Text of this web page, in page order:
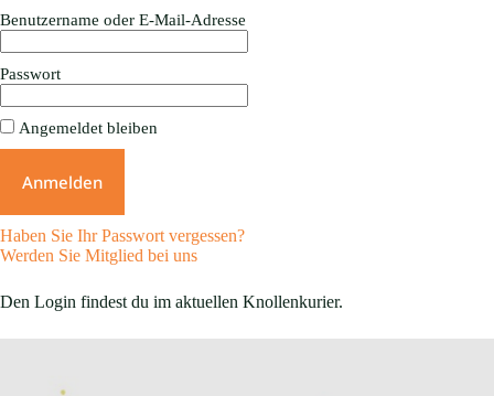
Benutzername oder E-Mail-Adresse
Passwort
Angemeldet bleiben
Haben Sie Ihr Passwort vergessen?
Werden Sie Mitglied bei uns
Den Login findest du im aktuellen Knollenkurier.